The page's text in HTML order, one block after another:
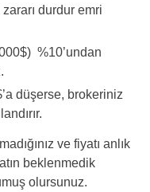
durdur emri
%10’undan
düşerse, brokeriniz
ve fiyatı anlık
beklenmedik
olursunuz.